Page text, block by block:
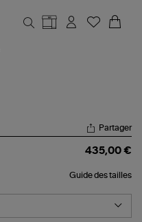
Partager
435,00 €
Guide des tailles